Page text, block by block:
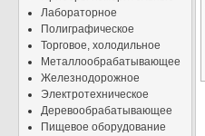
Лабораторное
Полиграфическое
Торговое, холодильное
Металлообрабатывающее
Железнодорожное
Электротехническое
Деревообрабатывающее
Пищевое оборудование